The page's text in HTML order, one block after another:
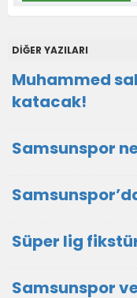
DİĞER YAZILARI
Muhammed
katacak!
Samsunspor
Süper lig
Samsunspor